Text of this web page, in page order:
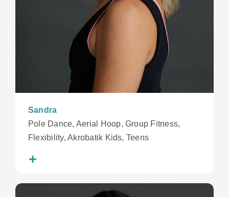
Sandra
Pole Dance, Aerial Hoop, Group Fitness,
Flexibility, Akrobatik Kids, Teens